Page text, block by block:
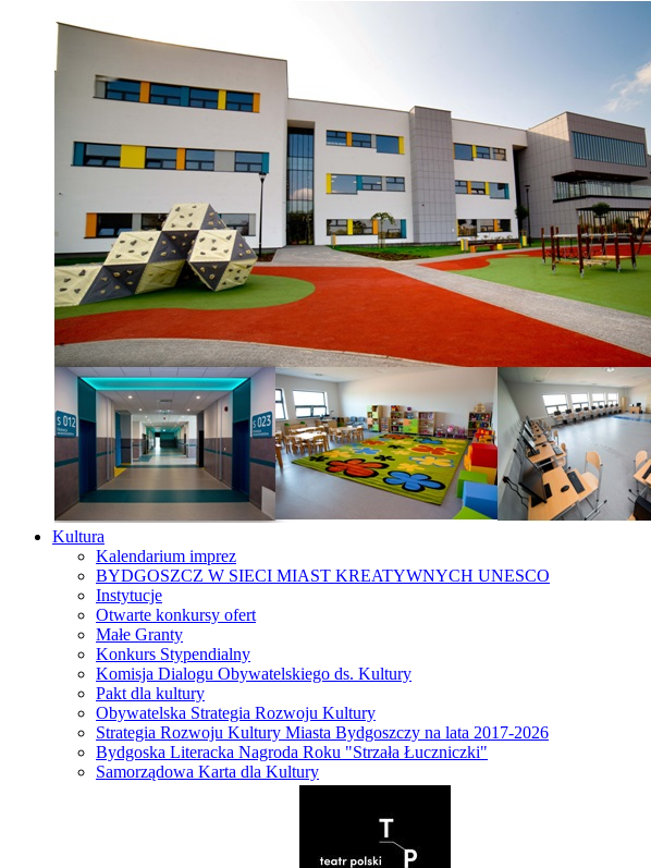
Kultura
Kalendarium imprez
BYDGOSZCZ W SIECI MIAST KREATYWNYCH UNESCO
Instytucje
Otwarte konkursy ofert
Małe Granty
Konkurs Stypendialny
Komisja Dialogu Obywatelskiego ds. Kultury
Pakt dla kultury
Obywatelska Strategia Rozwoju Kultury
Strategia Rozwoju Kultury Miasta Bydgoszczy na lata 2017-2026
Bydgoska Literacka Nagroda Roku "Strzała Łuczniczki"
Samorządowa Karta dla Kultury